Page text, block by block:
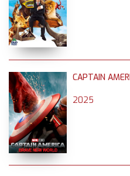
CAPTAIN
2025